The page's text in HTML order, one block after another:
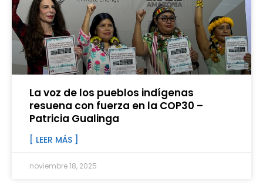
La voz de los pueblos indígenas
resuena con fuerza en la COP30 –
Patricia Gualinga
[ LEER MÁS ]
noviembre 18, 2025